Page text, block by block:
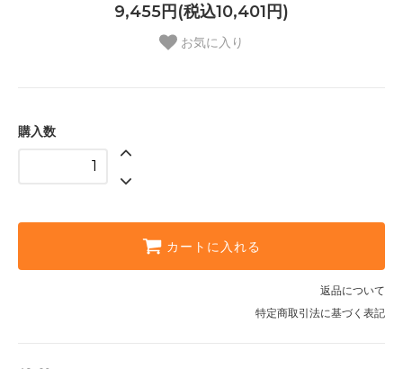
9,455円(税込10,401円)
お気に入り
購入数
カートに入れる
返品について
特定商取引法に基づく表記